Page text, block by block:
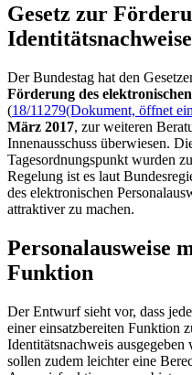
Gesetz zur
Der Bundestag hat den
Förderung des
(18/11279(Dokument, öffnet
März 2017, zur weiteren
Innenausschuss überwiesen.
Tagesordnungspunkt wurden
Regelung ist es laut
des elektronischen
attraktiver zu machen.
Personalausweise
Funktion
Der Entwurf sieht vor, dass
einer einsatzbereiten Funktion
Identitätsnachweis
sollen zudem leichter eine